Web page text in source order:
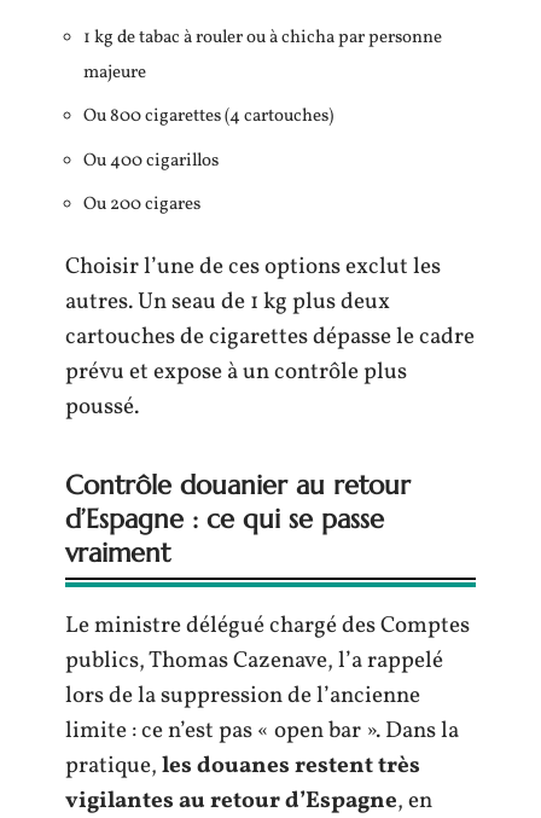
1 kg de tabac à rouler ou à chicha par personne
majeure
Ou 800 cigarettes (4 cartouches)
Ou 400 cigarillos
Ou 200 cigares
Choisir l’une de ces options exclut les
autres. Un seau de 1 kg plus deux
cartouches de cigarettes dépasse le cadre
prévu et expose à un contrôle plus
poussé.
Contrôle douanier au retour
d’Espagne : ce qui se passe
vraiment
Le ministre délégué chargé des Comptes
publics, Thomas Cazenave, l’a rappelé
lors de la suppression de l’ancienne
limite : ce n’est pas « open bar ». Dans la
pratique,les douanes restent très
vigilantes au retour d’Espagne, en